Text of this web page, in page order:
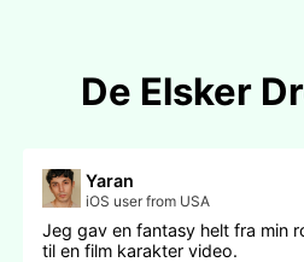
De Elsker
Yaran
iOS user from USA
Jeg gav en fantasy helt fra min
til en film karakter video.